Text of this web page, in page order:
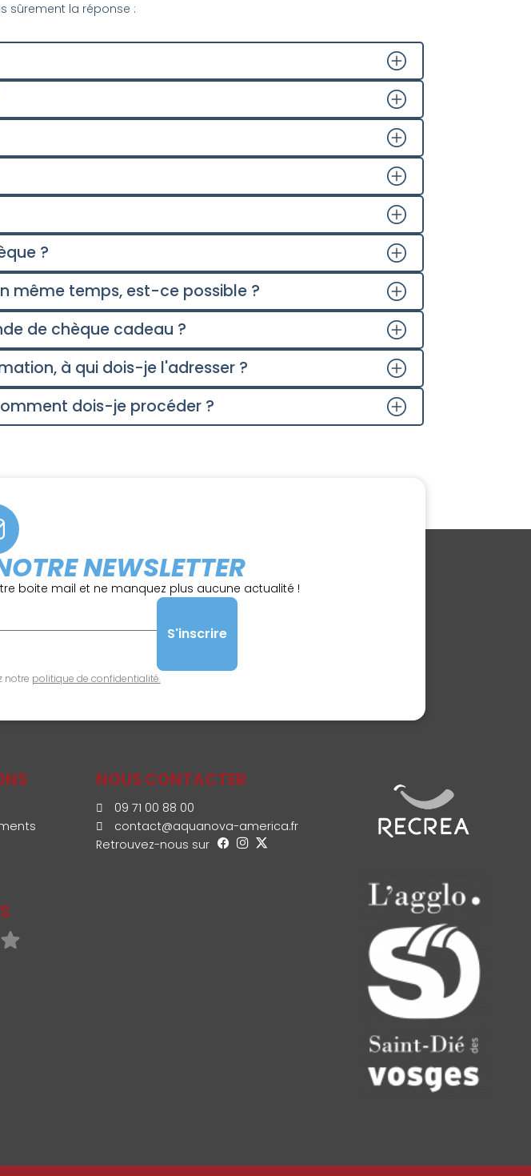
sûrement la réponse :
?
même temps, est-ce possible ?
de chèque cadeau ?
à qui dois-je l'adresser ?
dois-je procéder ?
NEWSLETTER
boite mail et ne manquez plus aucune actualité !
notre politique de confidentialité.
NOUS CONTACTER
09 71 00 88 00
contact@aquanova-america.fr
Retrouvez-nous sur